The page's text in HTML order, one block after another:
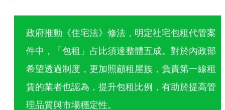
政府推動《住宅法》修法，明定社宅包租代管案
件中，「包租」占比須達整體五成。對於內政部
希望透過制度，更加照顧租屋族，負責第一線租
賃的業者也認為，提升包租比例，有助於提高管
理品質與市場穩定性。